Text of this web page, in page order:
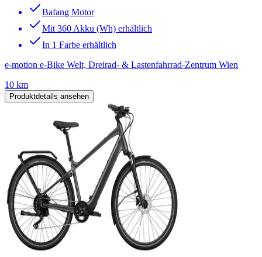
Bafang Motor
Mit 360 Akku (Wh) erhältlich
In 1 Farbe erhältlich
e-motion e-Bike Welt, Dreirad- & Lastenfahrrad-Zentrum Wien
10 km
Produktdetails ansehen